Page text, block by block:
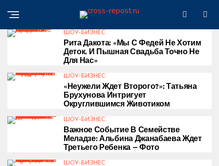
ШОУ-БИЗНЕС
Рита Дакота: «Мы С Федей Не Хотим
Деток. И Пышная Свадьба Точно Не
Для Нас»
ШОУ-БИЗНЕС
«Неужели Ждет Второго?»: Татьяна
Брухунова Интригует
Округлившимся Животиком
ШОУ-БИЗНЕС
Важное Событие В Семействе
Меладзе: Альбина Джанабаева Ждет
Третьего Ребенка — Фото
ШОУ-БИЗНЕС